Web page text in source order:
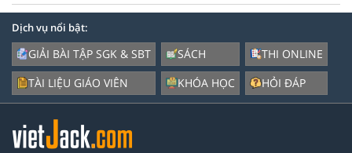
Dịch vụ nổi bật:
GIẢI BÀI TẬP SGK & SBT
TÀI LIỆU GIÁO VIÊN
SÁCH
KHÓA HỌC
THI ONLINE
HỎI ĐÁP